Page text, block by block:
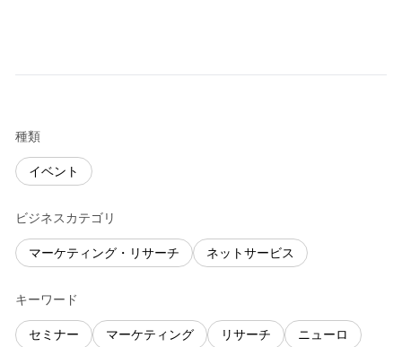
種類
イベント
ビジネスカテゴリ
マーケティング・リサーチ ネットサービス
キーワード
セミナー マーケティング リサーチ ニューロ